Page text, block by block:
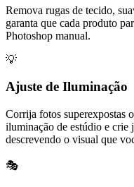
Remova rugas de tecido,
garanta que cada produto
Photoshop manual.
💡
Ajuste de Iluminação
Corrija fotos superexpostas
iluminação de estúdio e
descrevendo o visual que
🎭